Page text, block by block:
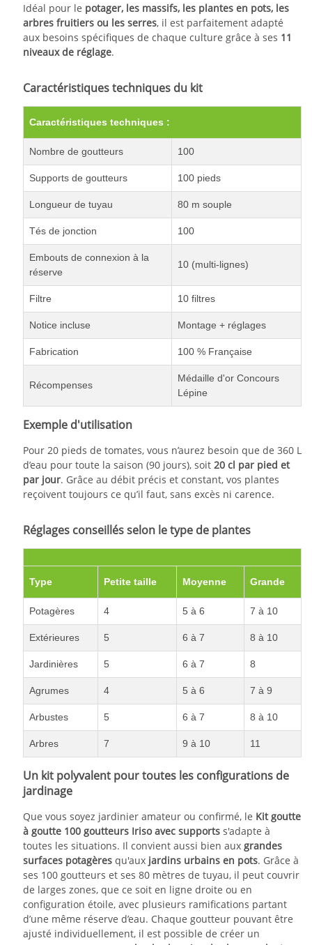
Idéal pour le potager, les massifs, les plantes en pots, les
arbres fruitiers ou les serres, il est parfaitement adapté
aux besoins spécifiques de chaque culture grâce à ses 11
niveaux de réglage.
Caractéristiques techniques du kit
Caractéristiques techniques :
Nombre de goutteurs 100
Supports de goutteurs 100 pieds
Longueur de tuyau 80 m souple
Tés de jonction 100
Embouts de connexion à la
réserve
10 (multi-lignes)
Filtre 10 filtres
Notice incluse Montage + réglages
Fabrication 100 % Française
Récompenses
Médaille d'or Concours
Lépine
Exemple d'utilisation
Pour 20 pieds de tomates, vous n’aurez besoin que de 360 L
d’eau pour toute la saison (90 jours), soit 20 cl par pied et
par jour. Grâce au débit précis et constant, vos plantes
reçoivent toujours ce qu’il faut, sans excès ni carence.
Réglages conseillés selon le type de plantes
Type Petite taille Moyenne Grande
Potagères 4 5 à 6 7 à 10
Extérieures 5 6 à 7 8 à 10
Jardinières 5 6 à 7 8
Agrumes 4 5 à 6 7 à 9
Arbustes 5 6 à 7 8 à 10
Arbres 7 9 à 10 11
Un kit polyvalent pour toutes les configurations de
jardinage
Que vous soyez jardinier amateur ou confirmé, le Kit goutte
à goutte 100 goutteurs Iriso avec supports s'adapte à
toutes les situations. Il convient aussi bien aux grandes
surfaces potagères qu'aux jardins urbains en pots. Grâce à
ses 100 goutteurs et ses 80 mètres de tuyau, il peut couvrir
de larges zones, que ce soit en ligne droite ou en
configuration étoile, avec plusieurs ramifications partant
d’une même réserve d’eau. Chaque goutteur pouvant être
ajusté individuellement, il est possible de créer un